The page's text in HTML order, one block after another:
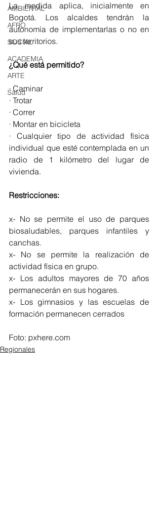
AMBIENTAL
AFRO
SOCIAL
ACADEMIA
ARTE
Salud
La medida aplica, inicialmente en
Bogotá. Los alcaldes tendrán la
autonomía de implementarlas o no en
sus territorios.
¿Qué está permitido?
· Caminar
· Trotar
· Correr
· Montar en bicicleta
· Cualquier tipo de actividad física
individual que esté contemplada en un
radio de 1 kilómetro del lugar de
vivienda.
Restricciones:
x- No se permite el uso de parques
biosaludables, parques infantiles y
canchas.
x- No se permite la realización de
actividad física en grupo.
x- Los adultos mayores de 70 años
permanecerán en sus hogares.
x- Los gimnasios y las escuelas de
formación permanecen cerrados
Foto: pxhere.com
Regionales